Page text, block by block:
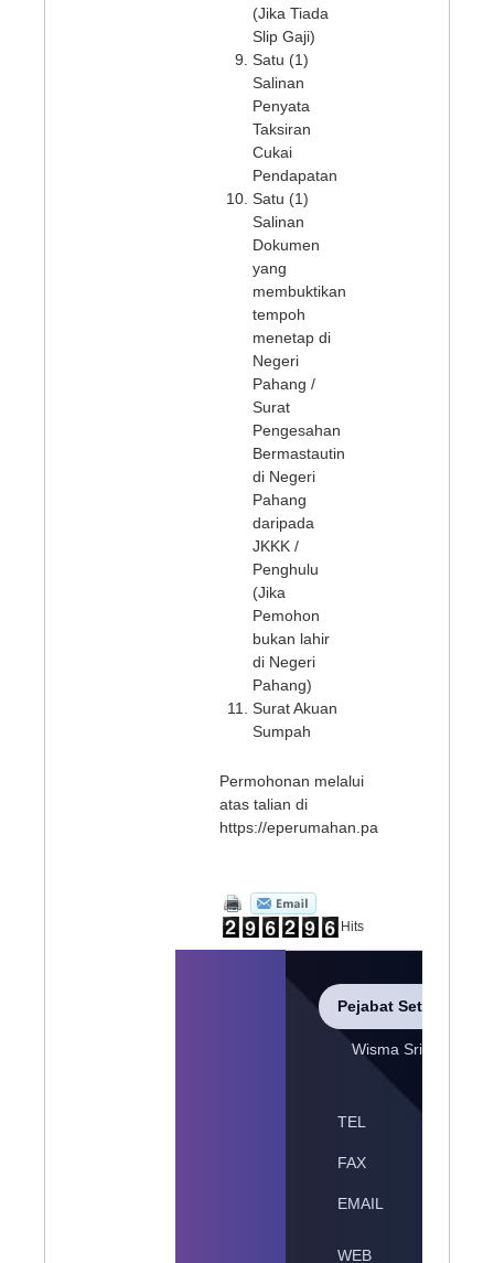
(Jika Tiada
Slip Gaji)
Satu (1)
Salinan
Penyata
Taksiran
Cukai
Pendapatan
Satu (1)
Salinan
Dokumen
yang
membuktikan
tempoh
menetap di
Negeri
Pahang /
Surat
Pengesahan
Bermastautin
di Negeri
Pahang
daripada
JKKK /
Penghulu
(Jika
Pemohon
bukan lahir
di Negeri
Pahang)
Surat Akuan
Sumpah
Permohonan melalui
atas talian di
https://eperumahan.pahang.gov.my
Hits
Pejabat Setiausaha
Wisma Sri Pahang,
TEL
FAX
EMAIL
WEB